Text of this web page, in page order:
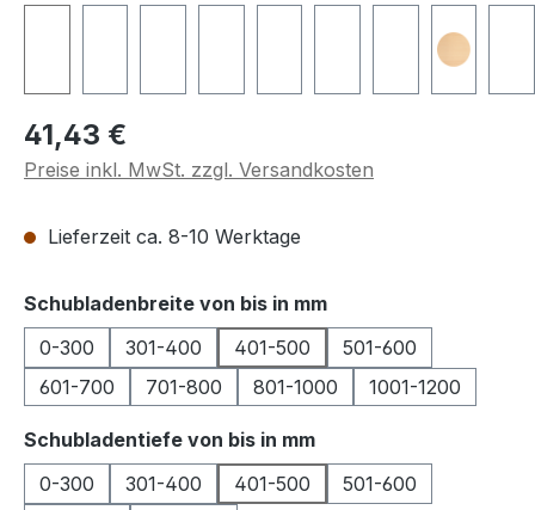
Regulärer Preis:
41,43 €
Preise inkl. MwSt. zzgl. Versandkosten
Lieferzeit ca. 8-10 Werktage
Schubladenbreite von bis in mmauswählen
0-300
301-400 401-500
501-600
601-700
701-800 801-1000 1001-1200
Schubladentiefe von bis in mmauswählen
0-300
301-400 401-500
501-600